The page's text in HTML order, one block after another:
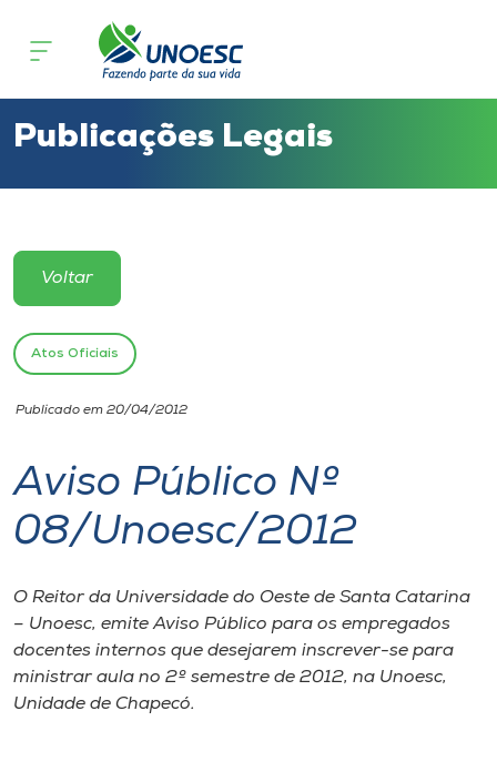
Cursos
Atendimento ao Estudante
Portal de Ensino
Unoesc
Internacionalização
I.nova
Diplomados
Cultura
Publicações Legais
Voltar
Atos Oficiais
Publicado em 20/04/2012
Aviso Público Nº
08/Unoesc/2012
O Reitor da Universidade do Oeste de Santa Catarina
– Unoesc, emite Aviso Público para os empregados
docentes internos que desejarem inscrever-se para
ministrar aula no 2º semestre de 2012, na Unoesc,
Unidade de Chapecó.